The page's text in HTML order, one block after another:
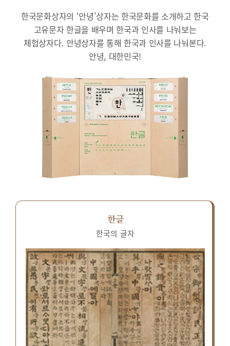
한국문화상자의 ‘안녕’상자는 한국문화를 소개하고 한국
고유문자 한글을 배우며 한국과 인사를 나눠보는
체험상자다. 안녕상자를 통해 한국과 인사를 나눠본다.
안녕, 대한민국!
한글
한국의 글자